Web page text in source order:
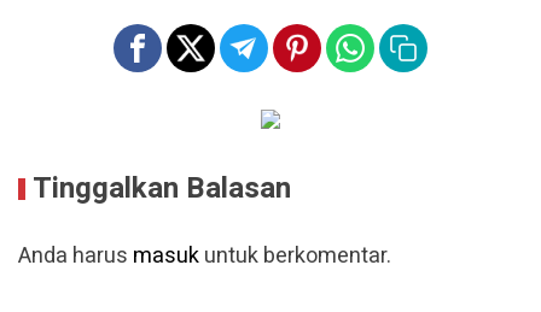
Tinggalkan Balasan
Anda harus masukuntuk berkomentar.